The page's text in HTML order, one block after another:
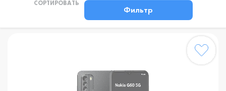
СОРТИРОВАТЬ
Фильтр